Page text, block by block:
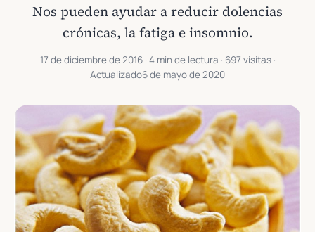
Nos pueden ayudar a reducir dolencias
crónicas, la fatiga e insomnio.
17 de diciembre de 2016· 4 min de lectura · 697 visitas ·
Actualizado6 de mayo de 2020